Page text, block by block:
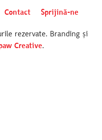
Contact Sprijină-ne
rezervate. Branding și
Creative.